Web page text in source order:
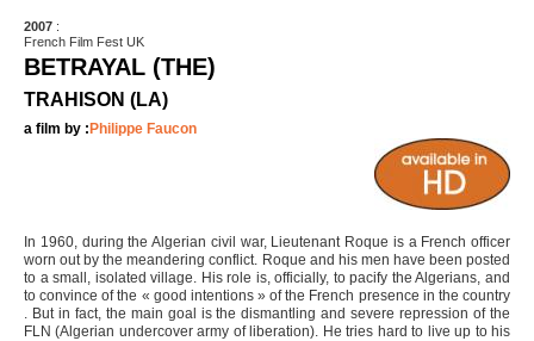
2007 :
French Film Fest UK
BETRAYAL (THE)
TRAHISON (LA)
a film by : Philippe Faucon
In 1960, during the Algerian civil war, Lieutenant Roque is a French officer
worn out by the meandering conflict. Roque and his men have been posted
to a small, isolated village. His role is, officially, to pacify the Algerians, and
to convince of the « good intentions » of the French presence in the country
. But in fact, the main goal is the dismantling and severe repression of the
FLN (Algerian undercover army of liberation). He tries hard to live up to his